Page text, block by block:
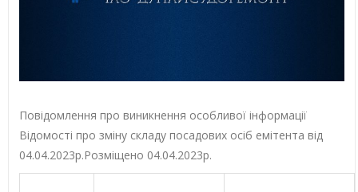
Повідомлення про виникнення особливої інформації
Відомості про зміну складу посадових осіб емітента від
04.04.2023р.Розміщено 04.04.2023р.